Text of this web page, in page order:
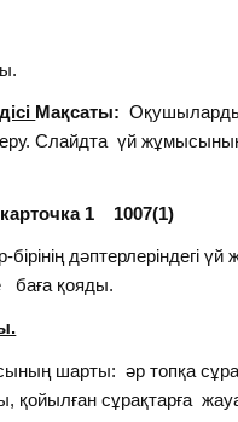
Мақсаты:
Слайдта үй
1 1007(1)
дәптерлеріндегі
баға қояды.
шарты: әр топқа
сұрақтарға